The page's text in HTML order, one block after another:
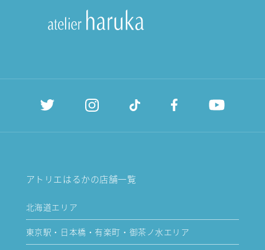
アトリエはるかの店舗一覧
北海道エリア
東京駅・日本橋・有楽町・御茶ノ水エリア